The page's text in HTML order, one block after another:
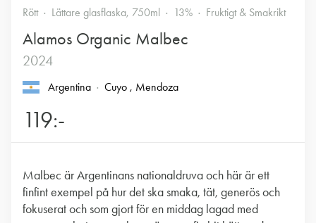
Rött Lättare glasflaska, 750ml 13% Fruktigt & Smakrikt
Alamos Organic Malbec
2024
Argentina Cuyo , Mendoza
119:-
Malbec är Argentinans nationaldruva och här är ett
finfint exempel på hur det ska smaka, tät, generös och
fokuserat och som gjort för en middag lagad med